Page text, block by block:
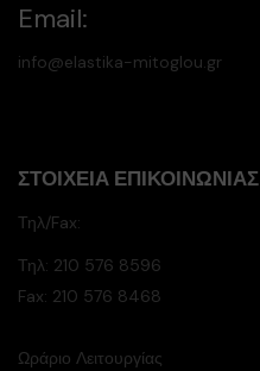
Email:
info@elastika-mitoglou.gr
ΣΤΟΙΧΕΊΑ ΕΠΙΚΟΙΝΩΝΊΑΣ
Τηλ/Fax:
Τηλ: 210 576 8596
Fax: 210 576 8468
Ωράριο Λειτουργίας